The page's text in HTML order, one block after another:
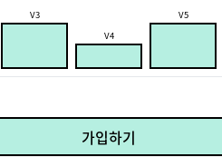
V3
V4
V5
가입하기